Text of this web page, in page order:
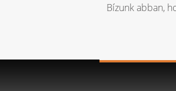
Bízunk abban,